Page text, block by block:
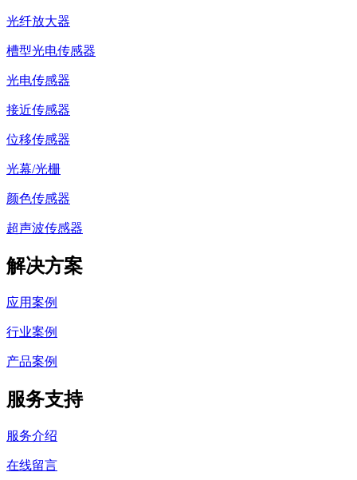
光纤放大器
槽型光电传感器
光电传感器
接近传感器
位移传感器
光幕/光栅
颜色传感器
超声波传感器
解决方案
应用案例
行业案例
产品案例
服务支持
服务介绍
在线留言